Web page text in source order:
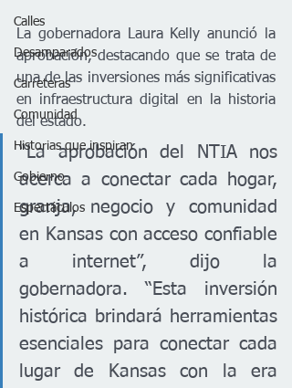
Calles
Desamparados
Carreteras
Comunidad
Historias que inspiran
Gobierno
Espectáculos
La gobernadora Laura Kelly anunció la
aprobación, destacando que se trata de
una de las inversiones más significativas
en infraestructura digital en la historia
del estado.
“La aprobación del NTIA nos
acerca a conectar cada hogar,
granja, negocio y comunidad
en Kansas con acceso confiable
a internet”, dijo la
gobernadora. “Esta inversión
histórica brindará herramientas
esenciales para conectar cada
lugar de Kansas con la era